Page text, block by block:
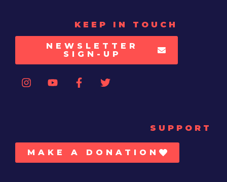
KEEP IN TOUCH
NEWSLETTER
SIGN-UP
SUPPORT
MAKE A DONATION